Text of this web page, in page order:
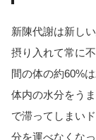
新陳代謝は新し
摂り入れて常に
間の体の約60%
体内の水分をう
で滞ってしまい
分を運べなくな